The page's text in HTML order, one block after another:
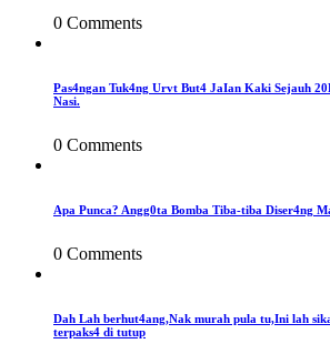
0 Comments
Pas4ngan Tuk4ng Urvt But4 JaIan Kaki Sejauh
Nasi.
0 Comments
Apa Punca? Angg0ta Bomba Tiba-tiba Diser4ng
0 Comments
Dah Lah berhut4ang,Nak murah pula tu,Ini lah
terpaks4 di tutup